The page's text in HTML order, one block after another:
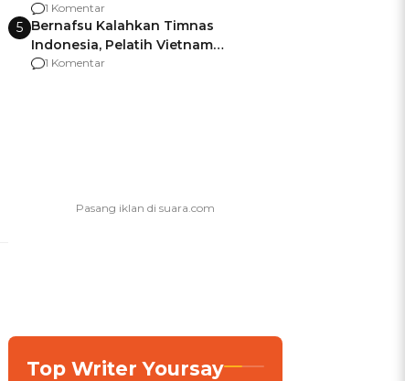
agar Dana Tidak Hangus!
1 Komentar
5 Bernafsu Kalahkan Timnas
Indonesia, Pelatih Vietnam
Berencana Pakai Jimat di Pakansari
1 Komentar
Top Writer Yoursay